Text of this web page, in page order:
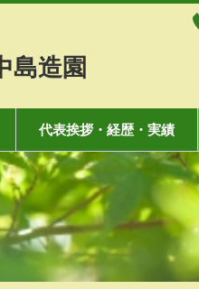
島造園
代表挨拶・経歴・実績